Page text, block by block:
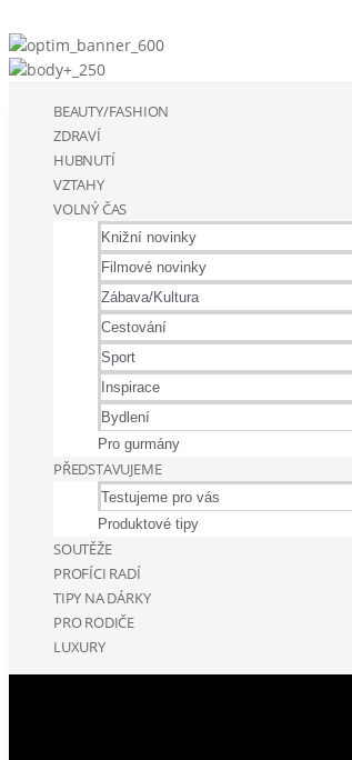
BEAUTY/FASHION
ZDRAVÍ
HUBNUTÍ
VZTAHY
VOLNÝ ČAS
Knižní novinky
Filmové novinky
Zábava/Kultura
Cestování
Sport
Inspirace
Bydlení
Pro gurmány
PŘEDSTAVUJEME
Testujeme pro vás
Produktové tipy
SOUTĚŽE
PROFÍCI RADÍ
TIPY NA DÁRKY
PRO RODIČE
LUXURY